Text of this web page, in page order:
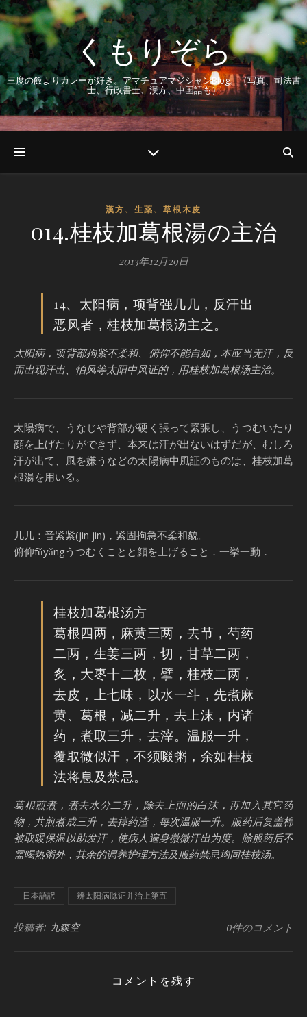
くもりぞら
三度の飯よりカレーが好き。アマチュアマジシャンBlog。（写真、司法書
士、行政書士、漢方、中国語も）
漢方、生薬、草根木皮
014.桂枝加葛根湯の主治
2013年12月29日
14、太阳病，项背强几几，反汗出
恶风者，桂枝加葛根汤主之。
太阳病，项背部拘紧不柔和、俯仰不能自如，本应当无汗，反
而出现汗出、怕风等太阳中风证的，用桂枝加葛根汤主治。
太陽病で、うなじや背部が硬く張って緊張し、うつむいたり
顔を上げたりができず、本来は汗が出ないはずだが、むしろ
汗が出て、風を嫌うなどの太陽病中風証のものは、桂枝加葛
根湯を用いる。
几几：音紧紧(jin jin)，紧固拘急不柔和貌。
俯仰fǔyǎngうつむくことと顔を上げること．一挙一動．
桂枝加葛根汤方
葛根四两，麻黄三两，去节，芍药
二两，生姜三两，切，甘草二两，
炙，大枣十二枚，擘，桂枝二两，
去皮，上七味，以水一斗，先煮麻
黄、葛根，减二升，去上沫，内诸
药，煮取三升，去滓。温服一升，
覆取微似汗，不须啜粥，余如桂枝
法将息及禁忌。
葛根煎煮，煮去水分二升，除去上面的白沫，再加入其它药
物，共煎煮成三升，去掉药渣，每次温服一升。服药后复盖棉
被取暖保温以助发汗，使病人遍身微微汗出为度。除服药后不
需喝热粥外，其余的调养护理方法及服药禁忌均同桂枝汤。
日本語訳 辨太阳病脉证并治上第五
投稿者: 九森空 0件のコメント
コメントを残す